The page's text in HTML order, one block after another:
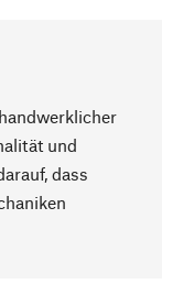
und
dass